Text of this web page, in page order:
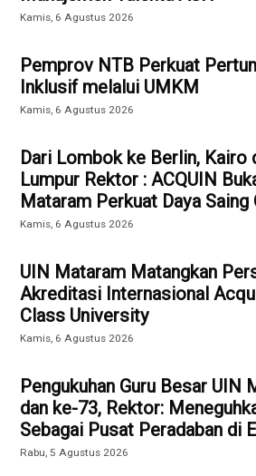
Kamis, 6 Agustus 2026
Pemprov NTB Perkuat
Inklusif melalui UMKM
Kamis, 6 Agustus 2026
Dari Lombok ke Berlin, Kairo
Lumpur Rektor : ACQUIN
Mataram Perkuat Daya Saing
Kamis, 6 Agustus 2026
UIN Mataram Matangkan
Akreditasi Internasional
Class University
Kamis, 6 Agustus 2026
Pengukuhan Guru Besar UIN
dan ke-73, Rektor:
Sebagai Pusat Peradaban di
Rabu, 5 Agustus 2026